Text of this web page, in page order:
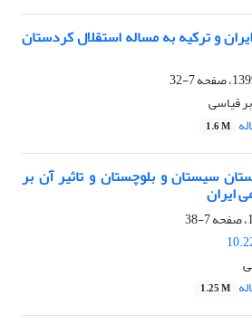
و ترکیه به مساله استقلال کردستان
7-32
قیاسی
1.6 M
سیستان و بلوچستان و تاثیر آن بر
ایران
7-38
1.25 M